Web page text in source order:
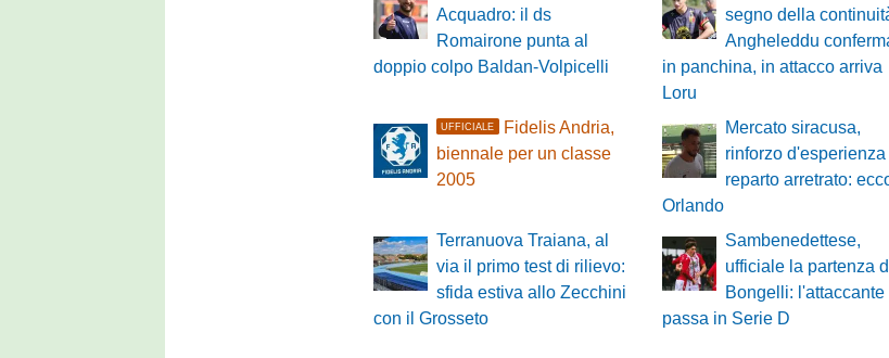
Acquadro: il ds
Romairone punta al
doppio colpo Baldan-Volpicelli
segno della
Angheleddu
in panchina, in attacco arriva
Loru
UFFICIALE
Fidelis Andria,
biennale per un classe
2005
Mercato siracusa,
rinforzo d'esperienza
reparto arretrato:
Orlando
Terranuova Traiana, al
via il primo test di rilievo:
sfida estiva allo Zecchini
con il Grosseto
Sambenedettese,
ufficiale la partenza
Bongelli: l'attaccante
passa in Serie D